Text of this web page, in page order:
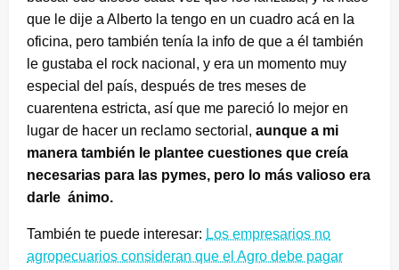
que le dije a Alberto la tengo en un cuadro acá en la
oficina, pero también tenía la info de que a él también
le gustaba el rock nacional, y era un momento muy
especial del país, después de tres meses de
cuarentena estricta, así que me pareció lo mejor en
lugar de hacer un reclamo sectorial, aunque a mi
manera también le plantee cuestiones que creía
necesarias para las pymes, pero lo más valioso era
darle ánimo.
También te puede interesar: Los empresarios no
agropecuarios consideran que el Agro debe pagar